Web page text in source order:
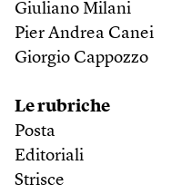
Giuliano Milani
Pier Andrea Canei
Giorgio Cappozzo
Le rubriche
Posta
Editoriali
Strisce